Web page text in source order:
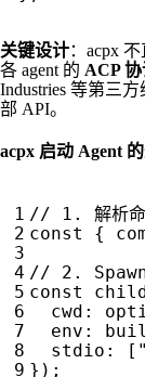
关键设计：acpx
各 agent 的 ACP
Industries 等第三
部 API。
acpx 启动 Agent
const
{
const
child
cwd :
env :
stdio : [
});